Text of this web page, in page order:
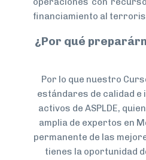
financiamiento al
¿Por qué
Por lo que nuestro
estándares de calidad
activos de ASPLDE,
amplia de expertos en
permanente de las
tienes la oportunidad